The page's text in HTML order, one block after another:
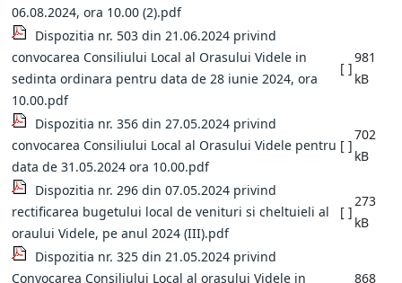
06.08.2024, ora 10.00 (2).pdf
Dispozitia nr. 503 din 21.06.2024 privind
convocarea Consiliului Local al Orasului Videle in
sedinta ordinara pentru data de 28 iunie 2024, ora
10.00.pdf
[ ]
981
kB
Dispozitia nr. 356 din 27.05.2024 privind
convocarea Consiliului Local al Orasului Videle pentru
data de 31.05.2024 ora 10.00.pdf
[ ]
702
kB
Dispozitia nr. 296 din 07.05.2024 privind
rectificarea bugetului local de venituri si cheltuieli al
oraului Videle, pe anul 2024 (III).pdf
[ ]
273
kB
Dispozitia nr. 325 din 21.05.2024 privind
Convocarea Consiliului Local al orasului Videle in
868